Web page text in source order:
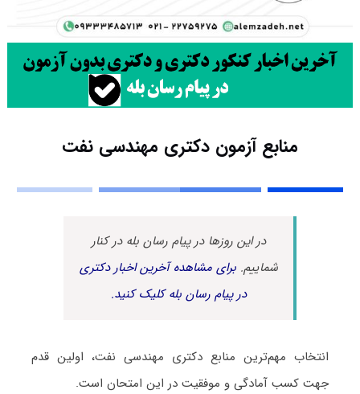
منابع آزمون دکتری مهندسی نفت
در این روزها در پیام رسان بله در کنار
شماییم.برای مشاهده آخرین اخبار دکتری
در پیام رسان بله کلیک کنید.
انتخاب مهم‌ترین منابع دکتری مهندسی نفت، اولین قدم
جهت کسب آمادگی و موفقیت در این امتحان است.